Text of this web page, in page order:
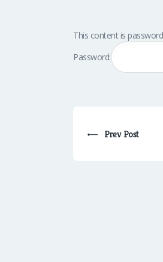
This content is
Password:
Prev Post